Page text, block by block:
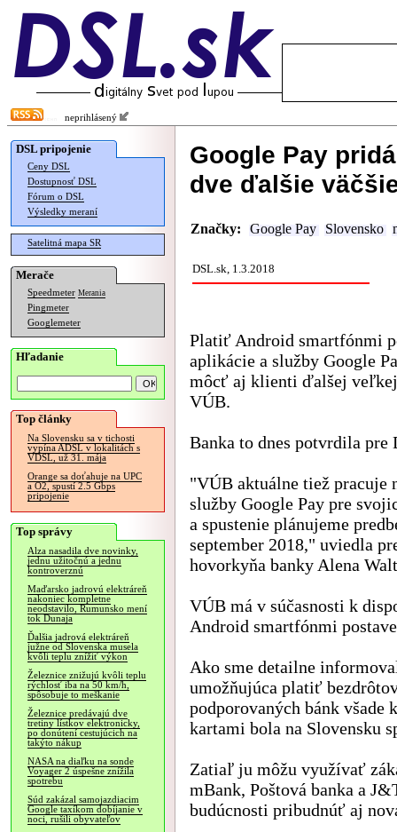
neprihlásený
DSL pripojenie
Ceny DSL
Dostupnosť DSL
Fórum o DSL
Výsledky meraní
Satelitná mapa SR
Merače
Speedmeter Merania
Pingmeter
Googlemeter
Hľadanie
Top články
Na Slovensku sa v tichosti
vypína ADSL v lokalitách s
VDSL, už 31. mája
Orange sa doťahuje na UPC
a O2, spustí 2.5 Gbps
pripojenie
Top správy
Alza nasadila dve novinky,
jednu užitočnú a jednu
kontroverznú
Maďarsko jadrovú elektráreň
nakoniec kompletne
neodstavilo, Rumunsko mení
tok Dunaja
Ďalšia jadrová elektráreň
južne od Slovenska musela
kvôli teplu znížiť výkon
Železnice znižujú kvôli teplu
rýchlosť iba na 50 km/h,
spôsobuje to meškanie
Železnice predávajú dve
tretiny lístkov elektronicky,
po donútení cestujúcich na
takýto nákup
NASA na diaľku na sonde
Voyager 2 úspešne znížila
spotrebu
Súd zakázal samojazdiacim
Google taxíkom dobíjanie v
noci, rušili obyvateľov
Google Pay
dve ďalšie
Značky: Google Pay Slovensko
DSL.sk, 1.3.2018
Platiť Android smartfónmi
aplikácie a služby Google
môcť aj klienti ďalšej
VÚB.
Banka to dnes potvrdila pre
"VÚB aktuálne tiež pracuje
služby Google Pay pre
a spustenie plánujeme
september 2018," uviedla
hovorkyňa banky Alena
VÚB má v súčasnosti k
Android smartfónmi
Ako sme detailne
umožňujúca platiť
podporovaných bánk
kartami bola na Slovensku
Zatiaľ ju môžu využívať
mBank, Poštová banka a
budúcnosti pribudnúť aj